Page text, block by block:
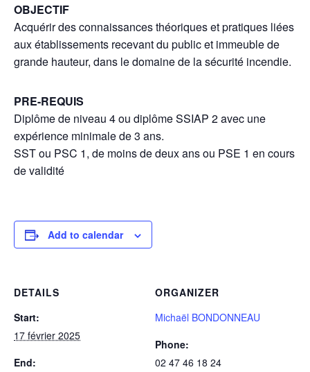
OBJECTIF
Acquérir des connaissances théoriques et pratiques liées
aux établissements recevant du public et immeuble de
grande hauteur, dans le domaine de la sécurité incendie.
PRE-REQUIS
Diplôme de niveau 4 ou diplôme SSIAP 2 avec une
expérience minimale de 3 ans.
SST ou PSC 1, de moins de deux ans ou PSE 1 en cours
de validité
Add to calendar
DETAILS
Start:
17 février 2025
End:
ORGANIZER
Michaël BONDONNEAU
Phone:
02 47 46 18 24